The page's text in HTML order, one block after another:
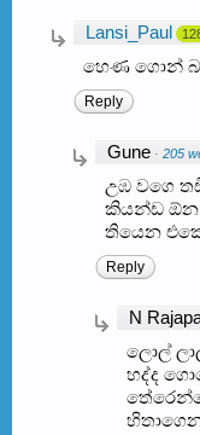
Lansi_Paul
හෙණ ගොන්
Reply
Gune · 205
උඹ වගෙ
කියන්ඩ ඕන
තියෙන
Reply
N
ලොල්
හද්ද